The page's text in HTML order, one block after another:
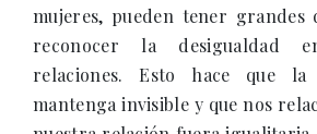
mujeres, pueden tener grandes
reconocer la desigualdad
relaciones. Esto hace que la
mantenga invisible y que nos